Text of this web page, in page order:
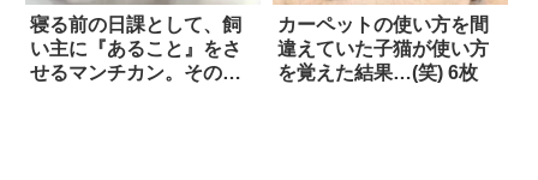
寝る前の日課として、飼
い主に『あること』をさ
せるマンチカン。その様
カーペットの使い方を間
違えていた子猫が使い方
を覚えた結果…(笑) 6枚